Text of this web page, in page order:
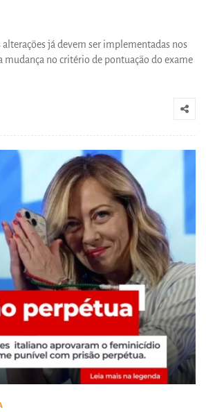
alterações já devem ser implementadas nos
mudança no critério de pontuação do exame